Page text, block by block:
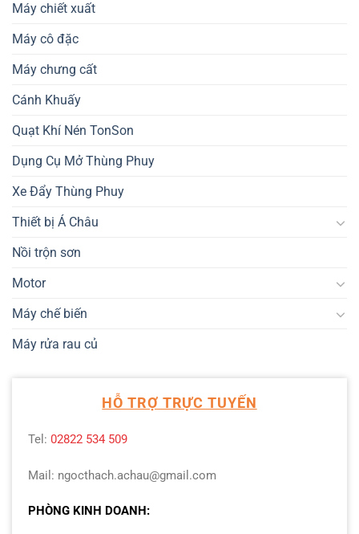
Máy chiết xuất
Máy cô đặc
Máy chưng cất
Cánh Khuấy
Quạt Khí Nén TonSon
Dụng Cụ Mở Thùng Phuy
Xe Đẩy Thùng Phuy
Thiết bị Á Châu
Nồi trộn sơn
Motor
Máy chế biến
Máy rửa rau củ
HỖ TRỢ TRỰC TUYẾN
Tel: 02822 534 509
Mail: ngocthach.achau@gmail.com
PHÒNG KINH DOANH: